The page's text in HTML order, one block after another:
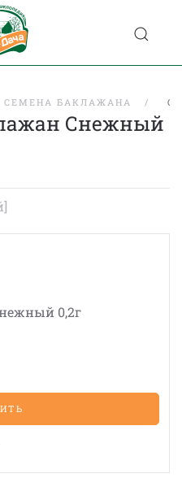
СЕМЕНА БАКЛАЖАНА
Снежный
0,2г